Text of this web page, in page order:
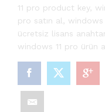
11 pro product key,
pro satın al
windows
ücretsiz lisans
windows 11 pro ürün